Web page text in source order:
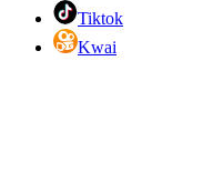
Tiktok
Kwai